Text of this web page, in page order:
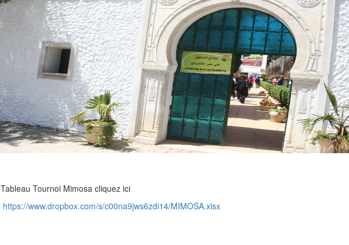
Tableau Tournoi Mimosa cliquez ici
https://www.dropbox.com/s/c00na9jws6zdi14/MIMOSA.xlsx